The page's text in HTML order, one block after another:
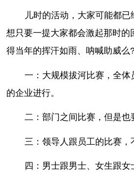
儿时的活动，大家可能都
想只要一提大家都会激起那时的
得当年的挥汗如雨、呐喊助威么
一：大规模拔河比赛，全体
的企业进行。
二：部门之间比赛，但是也
三：领导人跟员工的比赛，
四：男士跟男士、女生跟女